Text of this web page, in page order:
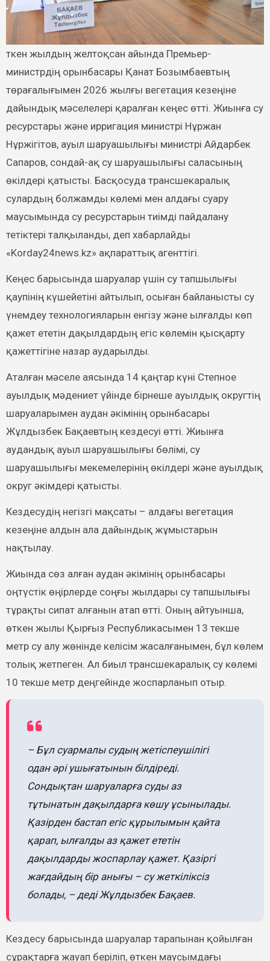
министрдің орынбасары Қанат Бозымбаевтың
төрағалығымен 2026 жылғы вегетация кезеңіне
дайындық мәселелері қаралған кеңес өтті. Жиынға су
ресурстары және ирригация министрі Нұржан
Нұржігітов, ауыл шаруашылығы министрі Айдарбек
Сапаров, сондай-ақ су шаруашылығы саласының
өкілдері қатысты. Басқосуда трансшекаралық
сулардың болжамды көлемі мен алдағы суару
маусымында су ресурстарын тиімді пайдалану
тетіктері талқыланды, деп хабарлайды
«Korday24news.kz» ақпараттық агенттігі.
Кеңес барысында шаруалар үшін су тапшылығы
қаупінің күшейетіні айтылып, осыған байланысты су
үнемдеу технологияларын енгізу және ылғалды көп
қажет ететін дақылдардың егіс көлемін қысқарту
қажеттігіне назар аударылды.
Аталған мәселе аясында 14 қаңтар күні Степное
ауылдық мәдениет үйінде бірнеше ауылдық округтің
шаруаларымен аудан әкімінің орынбасары
Жұлдызбек Бақаевтың кездесуі өтті. Жиынға
аудандық ауыл шаруашылығы бөлімі, су
шаруашылығы мекемелерінің өкілдері және ауылдық
округ әкімдері қатысты.
Кездесудің негізгі мақсаты – алдағы вегетация
кезеңіне алдын ала дайындық жұмыстарын
нақтылау.
Жиында сөз алған аудан әкімінің орынбасары
оңтүстік өңірлерде соңғы жылдары су тапшылығы
тұрақты сипат алғанын атап өтті. Оның айтуынша,
өткен жылы Қырғыз Республикасымен 13 текше
метр су алу жөнінде келісім жасалғанымен, бұл көлем
толық жетпеген. Ал биыл трансшекаралық су көлемі
10 текше метр деңгейінде жоспарланып отыр.
– Бұл суармалы судың жетіспеушілігі
одан әрі ушығатынын білдіреді.
Сондықтан шаруаларға суды аз
тұтынатын дақылдарға көшу ұсынылады.
Қазірден бастап егіс құрылымын қайта
қарап, ылғалды аз қажет ететін
дақылдарды жоспарлау қажет. Қазіргі
жағдайдың бір анығы – су жеткіліксіз
болады, – деді Жұлдызбек Бақаев.
Кездесу барысында шаруалар тарапынан қойылған
сұрақтарға жауап беріліп, өткен маусымдағы